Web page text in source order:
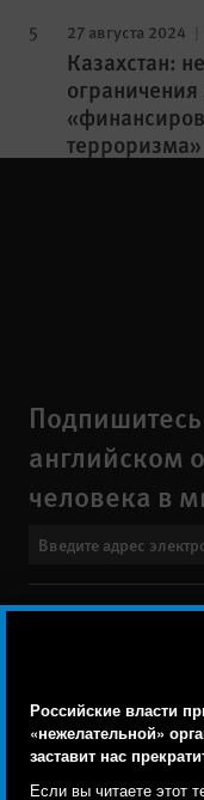
Российские власти
«нежелательной»
заставит нас
Если вы читаете этот
27 августа 2024
Казахстан:
ограничения
терроризма»
английском
человека в
Свяжитесь
menu
Заявление о
Text Version
Human Rights
Мы используем